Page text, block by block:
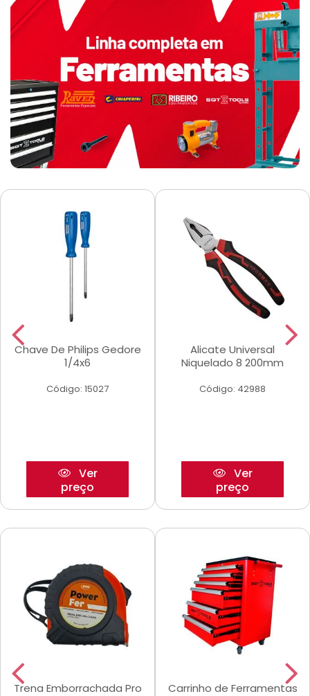
Chave De Philips Gedore
1/4x6
Código: 15027
Ver
preço
Alicate Universal
Niquelado 8 200mm
Código: 42988
Ver
preço
Trena Emborrachada Pro
Carrinho de Ferramentas